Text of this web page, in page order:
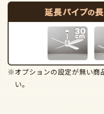
※オプションの設定が無い商
い。